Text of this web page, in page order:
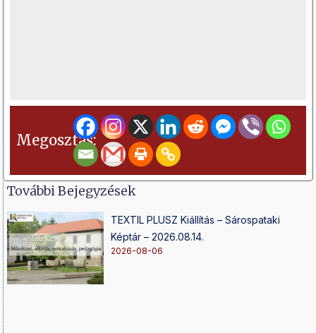
Megosztás:
További Bejegyzések
TEXTIL PLUSZ Kiállítás – Sárospataki
Képtár – 2026.08.14.
2026-08-06